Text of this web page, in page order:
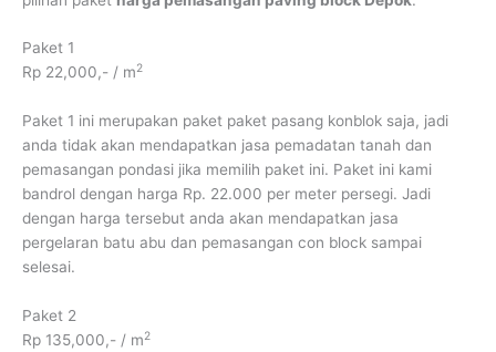
Paket 1
Rp 22,000,- / m2
Paket 1 ini merupakan paket paket pasang konblok saja, jadi
anda tidak akan mendapatkan jasa pemadatan tanah dan
pemasangan pondasi jika memilih paket ini. Paket ini kami
bandrol dengan harga Rp. 22.000 per meter persegi. Jadi
dengan harga tersebut anda akan mendapatkan jasa
pergelaran batu abu dan pemasangan con block sampai
selesai.
Paket 2
Rp 135,000,- / m2